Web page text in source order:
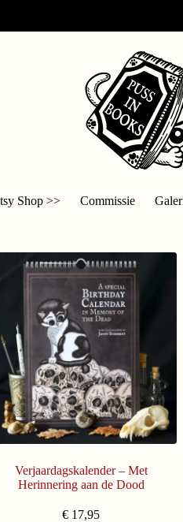
Shop >> Commissie
Verjaardagskalender – Met
Herinnering aan de Dood
€ 17,95